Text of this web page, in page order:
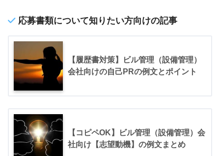
応募書類について知りたい方向けの記事
【履歴書対策】ビル管理（設備管理）
会社向けの自己PRの例文とポイント
【コピペOK】ビル管理（設備管理）会
社向け【志望動機】の例文まとめ